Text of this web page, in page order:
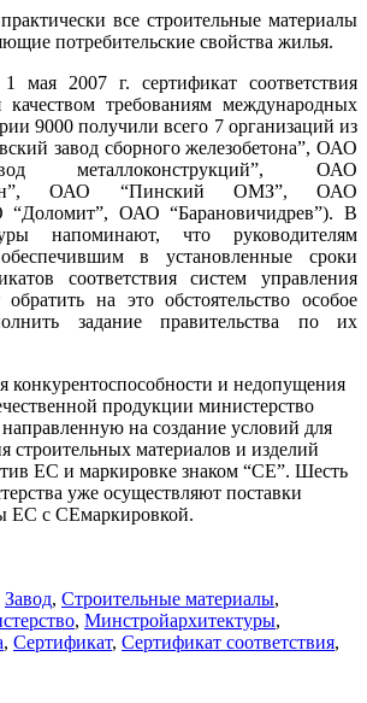
все строительные материалы
потребительские свойства жилья.
мая 2007 г. сертификат соответствия
качеством требованиям международных
9000 получили всего 7 организаций из
завод сборного железобетона”, ОАО
металлоконструкций”, ОАО
ОАО “Пинский ОМЗ”, ОАО
ОАО “Барановичидрев”). В
напоминают, что руководителям
в установленные сроки
соответствия систем управления
обратить на это обстоятельство особое
задание правительства по их
и недопущения
продукции министерство
на создание условий для
строительных материалов и изделий
ЕС и маркировке знаком “СЕ”. Шесть
уже осуществляют поставки
ЕС с СЕмаркировкой.
Завод, Строительные материалы,
, Минстройархитектуры,
, Сертификат, Сертификат соответствия,